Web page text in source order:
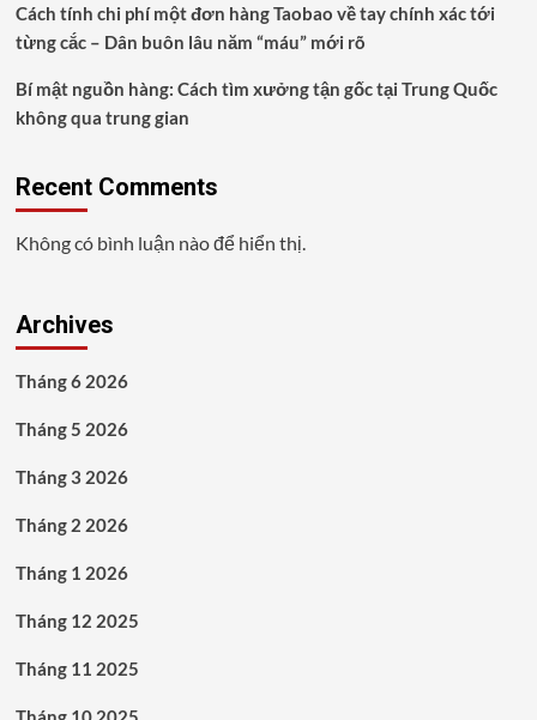
Cách tính chi phí một đơn hàng Taobao về tay chính xác tới
từng cắc – Dân buôn lâu năm “máu” mới rõ
Bí mật nguồn hàng: Cách tìm xưởng tận gốc tại Trung Quốc
không qua trung gian
Recent Comments
Không có bình luận nào để hiển thị.
Archives
Tháng 6 2026
Tháng 5 2026
Tháng 3 2026
Tháng 2 2026
Tháng 1 2026
Tháng 12 2025
Tháng 11 2025